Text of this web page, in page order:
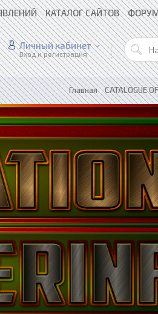
КАТАЛОГ САЙТОВ
Личный кабинет
Вход и регистрация
Главная»CATALOGUE